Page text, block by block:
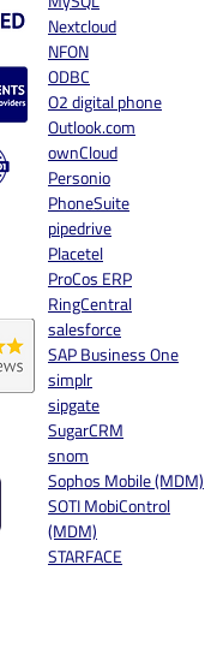
Nextcloud
NFON
ODBC
O2 digital phone
Outlook.com
ownCloud
Personio
PhoneSuite
pipedrive
Placetel
ProCos ERP
RingCentral
salesforce
SAP Business One
simplr
sipgate
SugarCRM
snom
Sophos Mobile (MDM)
SOTI MobiControl
(MDM)
STARFACE